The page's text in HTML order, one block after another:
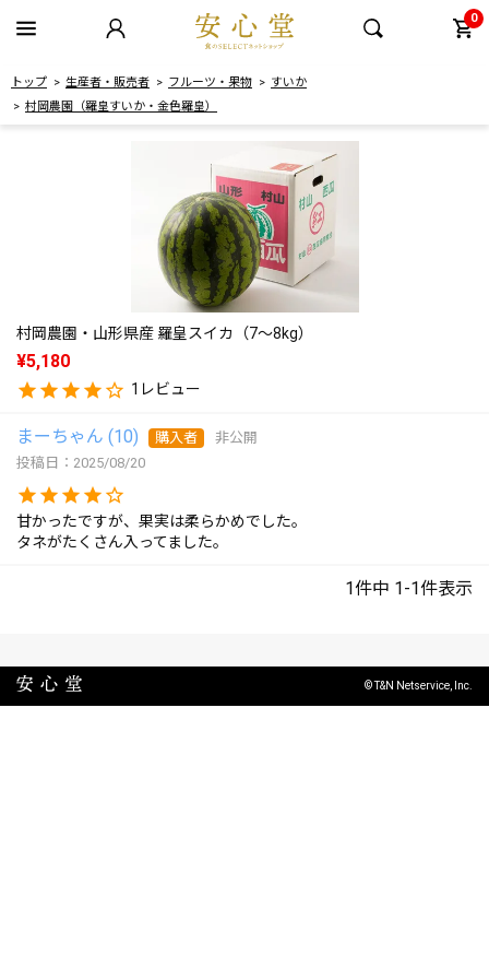
0
トップ 生産者・販売者 フルーツ・果物
すいか
村岡農園（羅皇すいか・金色羅皇）
村岡農園・山形県産 羅皇スイカ（7～8kg）
¥5,180
1
まーちゃん 10 購入者
非公開
投稿日
2025/08/20
甘かったですが、果実は柔らかめでした。
タネがたくさん入ってました。
1件中 1-1件表示
© T&N Netservice, Inc.